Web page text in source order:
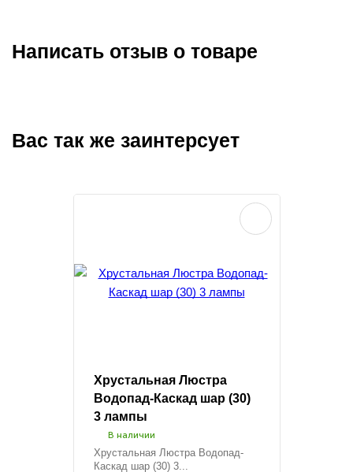
Написать отзыв о товаре
Вас так же заинтерсует
Хрустальная Люстра
Водопад-Каскад шар (30)
3 лампы
В наличии
Хрустальная Люстра Водопад-
Каскад шар (30) 3...